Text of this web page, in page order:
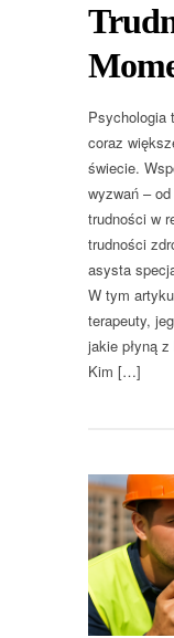
Psychologia
coraz
świecie.
wyzwań –
trudności w
trudności
asysta
W tym
terapeuty,
jakie płyną
Kim […]